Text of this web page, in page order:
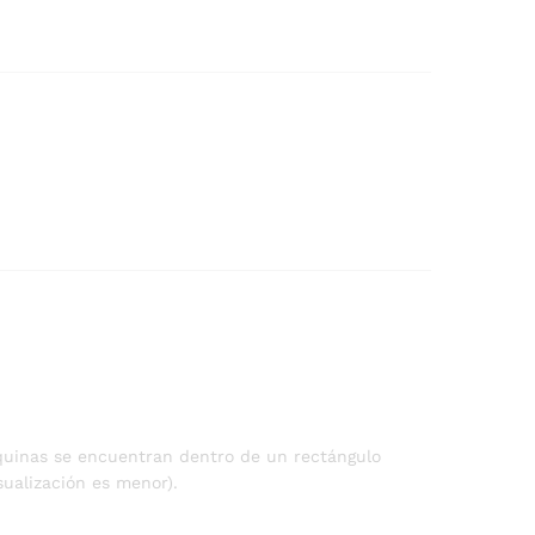
se encuentran dentro de un rectángulo
es menor).